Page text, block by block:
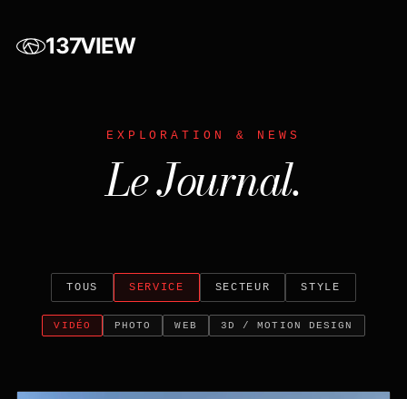
137VIEW
EXPLORATION & NEWS
Le Journal.
TOUS SERVICE SECTEUR STYLE
VIDÉO PHOTO WEB 3D / MOTION DESIGN